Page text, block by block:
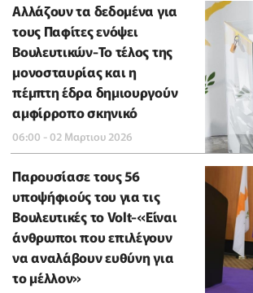
Αλλάζουν τα δεδομένα για
τους Παφίτες ενόψει
Βουλευτικών-Το τέλος της
μονοσταυρίας και η
πέμπτη έδρα δημιουργούν
αμφίρροπο σκηνικό
06:00 - 02 Μαρτιου 2026
Παρουσίασε τους 56
υποψήφιούς του για τις
Βουλευτικές το Volt-«Είναι
άνθρωποι που επιλέγουν
να αναλάβουν ευθύνη για
το μέλλον»